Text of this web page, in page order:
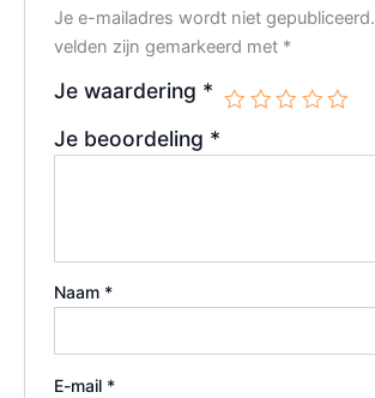
Je e-mailadres wordt niet gepubliceerd.
velden zijn gemarkeerd met *
Je waardering *
Je beoordeling *
Naam *
E-mail *